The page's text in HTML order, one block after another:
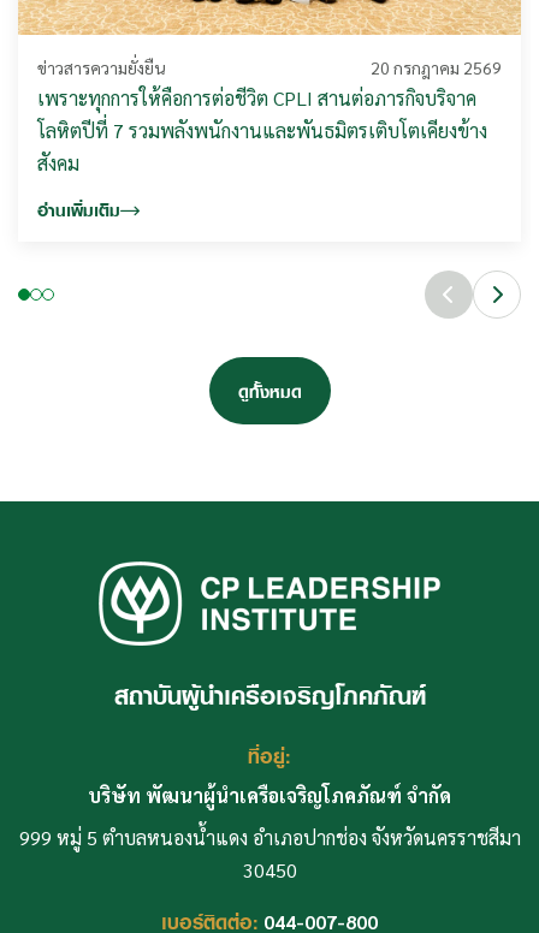
ข่าวสารความยั่งยืน 20 กรกฎาคม 2569
เพราะทุกการให้คือการต่อชีวิต CPLI สานต่อภารกิจบริจาค
สังคม
สถาบันผู้นำเครือเจริญโภคภัณฑ์
ที่อยู่:
บริษัท พัฒนาผู้นำเครือเจริญโภคภัณฑ์ จำกัด
30450